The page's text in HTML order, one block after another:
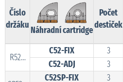
Číslo
držákuNáhradní cartridge
Počet
destiček
R52…
C52-FIX 3
C52-ADJ
3
C52SP-FIX 3